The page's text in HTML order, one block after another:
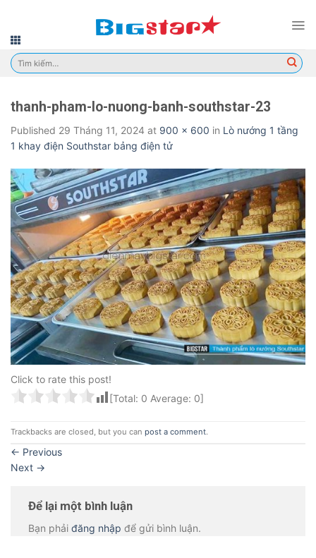
content
Tìm
kiếm:
thanh-pham-lo-nuong-banh-southstar-23
Published 29 Tháng 11, 2024 at 900 × 600 in Lò nướng 1 tầng
1 khay điện Southstar bảng điện tử
Click to rate this post!
[Total: 0 Average: 0]
Trackbacks are closed, but you can post a comment.
← Previous
Next →
Để lại một bình luận
Bạn phải đăng nhập để gửi bình luận.